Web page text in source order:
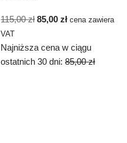
115,00zł 85,00zł cena zawiera
VAT
Najniższa cena w ciągu
ostatnich 30 dni:85,00 zł